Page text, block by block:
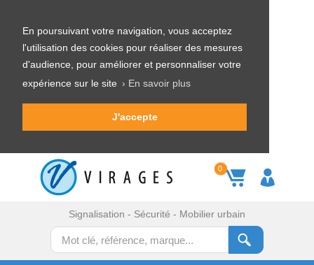
En poursuivant votre navigation, vous acceptez
l'utilisation des cookies pour réaliser des mesures
d'audience, pour améliorer et personnaliser votre
expérience sur le site › En savoir plus
J'accepte
0
Signalisation - Sécurité - Mobilier urbain